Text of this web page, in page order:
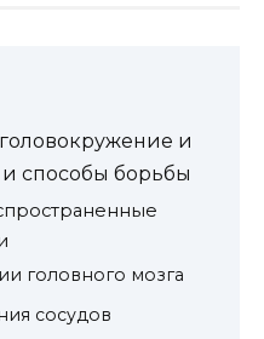
и
способы борьбы
головного мозга
сосудов